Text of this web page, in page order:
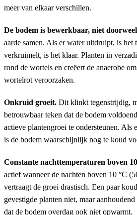
meer van elkaar verschillen.
De bodem is bewerkbaar, niet
aarde samen. Als er water uitdruipt, is
verkruimelt, is het klaar. Planten in
rond de wortels en creëert de anaerobe
wortelrot veroorzaken.
Onkruid groeit. Dit klinkt tegenstrijdig,
betrouwbaar teken dat de bodem
actieve plantengroei te ondersteunen. Als
is de bodem waarschijnlijk nog te koud
Constante nachttemperaturen boven
actief wanneer de nachten boven 10 °C
vertraagt de groei drastisch. Een paar
gevestigde planten niet, maar
dat de bodem overdag ook niet opwarmt.